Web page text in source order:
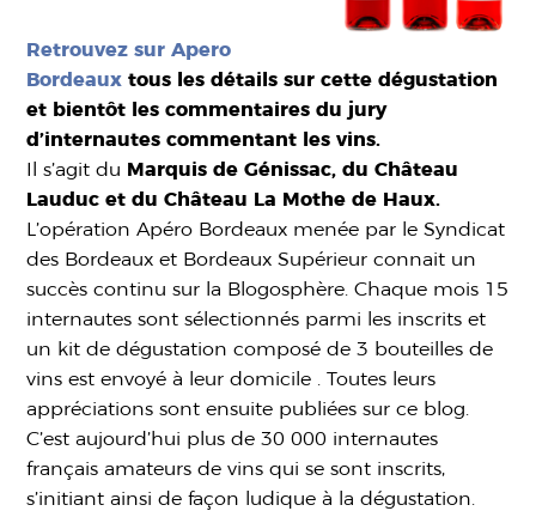
Retrouvez sur Apero
Bordeaux tous les détails sur cette dégustation
et bientôt les commentaires du jury
d’internautes commentant les vins.
Il s’agit du Marquis de Génissac, du Château
Lauduc et du Château La Mothe de Haux.
L’opération Apéro Bordeaux menée par le Syndicat
des Bordeaux et Bordeaux Supérieur connait un
succès continu sur la Blogosphère. Chaque mois 15
internautes sont sélectionnés parmi les inscrits et
un kit de dégustation composé de 3 bouteilles de
vins est envoyé à leur domicile . Toutes leurs
appréciations sont ensuite publiées sur ce blog.
C’est aujourd’hui plus de 30 000 internautes
français amateurs de vins qui se sont inscrits,
s’initiant ainsi de façon ludique à la dégustation.